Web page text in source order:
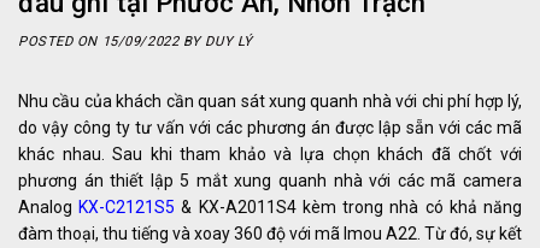
POSTED ON 15/09/2022BY DUY LÝ
Nhu cầu của khách cần quan sát xung quanh nhà với chi phí hợp lý,
do vậy công ty tư vấn với các phương án được lập sẵn với các mã
khác nhau. Sau khi tham khảo và lựa chọn khách đã chốt với
phương án thiết lập 5 mắt xung quanh nhà với các mã camera
Analog KX-C2121S5 & KX-A2011S4 kèm trong nhà có khả năng
đàm thoại, thu tiếng và xoay 360 độ với mã Imou A22. Từ đó, sự kết